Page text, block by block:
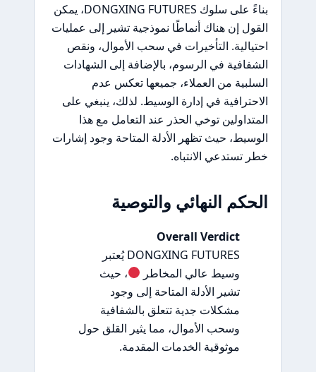
بناءً على سلوك DONGXING FUTURES، يمكن
القول إن هناك أنماطًا نموذجية تشير إلى عمليات
احتيالية. التأخيرات في سحب الأموال، ونقص
الشفافية في الرسوم، بالإضافة إلى الشهادات
السلبية من العملاء، جميعها تعكس عدم
الاحترافية في إدارة الوسيط. لذلك، ينبغي على
المتداولين توخي الحذر عند التعامل مع هذا
الوسيط، حيث تظهر الأدلة المتاحة وجود إشارات
خطر تستدعي الانتباه.
الحكم النهائي والتوصية
Overall Verdict
DONGXING FUTURES يُعتبر
وسيط عالي المخاطر
، حيث
تشير الأدلة المتاحة إلى وجود
مشكلات جدية تتعلق بالشفافية
وسحب الأموال، مما يثير القلق حول
موثوقية الخدمات المقدمة.